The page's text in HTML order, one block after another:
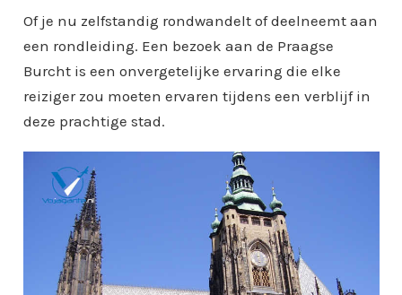
Of je nu zelfstandig rondwandelt of deelneemt aan
een rondleiding. Een bezoek aan de Praagse
Burcht is een onvergetelijke ervaring die elke
reiziger zou moeten ervaren tijdens een verblijf in
deze prachtige stad.